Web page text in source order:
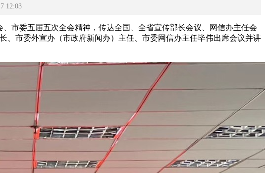
12:03
市委五届五次全会精神，传达全国、全省宣传部长会议、网信办主任会
、市委外宣办（市政府新闻办）主任、市委网信办主任毕伟出席会议并讲